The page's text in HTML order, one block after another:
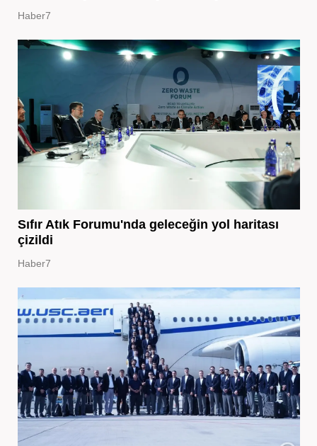
Haber7
Sıfır Atık Forumu'nda geleceğin yol haritası
çizildi
Haber7